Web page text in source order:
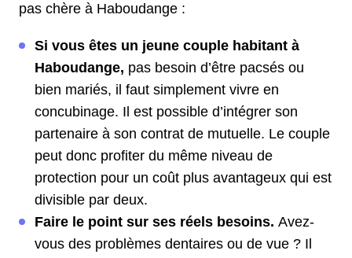
pas chère à Haboudange :
Si vous êtes un jeune couple habitant à
Haboudange, pas besoin d’être pacsés ou
bien mariés, il faut simplement vivre en
concubinage. Il est possible d’intégrer son
partenaire à son contrat de mutuelle. Le couple
peut donc profiter du même niveau de
protection pour un coût plus avantageux qui est
divisible par deux.
Faire le point sur ses réels besoins. Avez-
vous des problèmes dentaires ou de vue ? Il